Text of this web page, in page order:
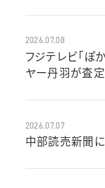
2026.07.08
フジテレビ「ぽ
ヤー丹羽が査
2026.07.07
中部読売新聞に